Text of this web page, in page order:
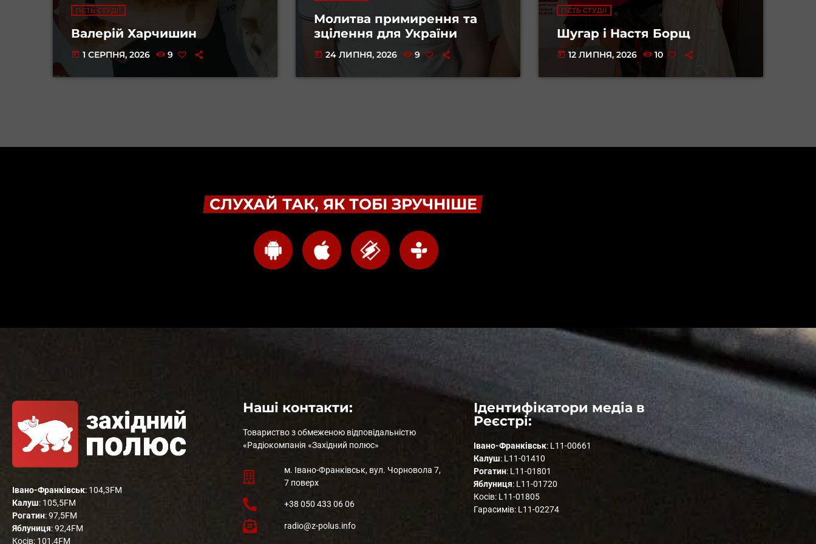
ГІСТЬ СТУДІЇ
Валерій Харчишин
today 1 СЕРПНЯ, 2026 9
Молитва примирення та
зцілення для України
today 24 ЛИПНЯ, 2026 9
ГІСТЬ СТУДІЇ
Шугар і Настя Борщ
today 12 ЛИПНЯ, 2026 10
СЛУХАЙ ТАК, ЯК ТОБІ ЗРУЧНІШЕ
Івано-Франківськ: 104,3FM
Калуш: 105,5FM
Рогатин: 97,5FM
Яблуниця: 92,4FM
Косів: 101,4FM
Наші контакти:
Товариство з обмеженою відповідальністю
«Радіокомпанія «Західний полюс»
м. Івано-Франківськ, вул. Чорновола 7,
7 поверх
+38 050 433 06 06
radio@z-polus.info
Ідентифікатори медіа в
Реєстрі:
Івано-Франківськ: L11-00661
Калуш: L11-01410
Рогатин: L11-01801
Яблуниця: L11-01720
Косів: L11-01805
Гарасимів: L11-02274